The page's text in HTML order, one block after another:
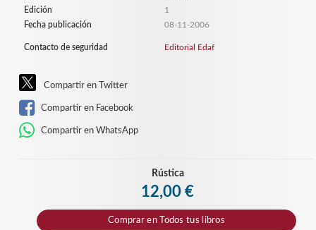
Edición
1
Fecha publicación
08-11-2006
Contacto de seguridad Editorial Edaf
Compartir en Twitter
Compartir en Facebook
Compartir en WhatsApp
Rústica
12,00 €
Comprar en Todos tus libros